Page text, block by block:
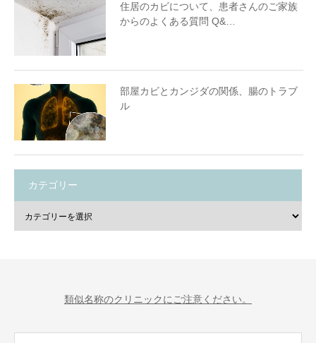
住居のカビについて、患者さんのご家族
からのよくある質問 Q&…
部屋カビとカンジダの関係、腸のトラブ
ル
カテゴリー
類似名称のクリニックにご注意ください。